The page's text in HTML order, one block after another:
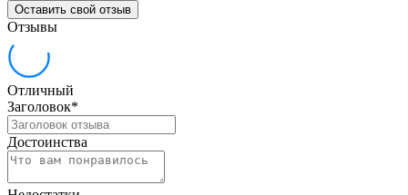
Оставить свой отзыв
Отзывы
Отличный
Заголовок*
Достоинства